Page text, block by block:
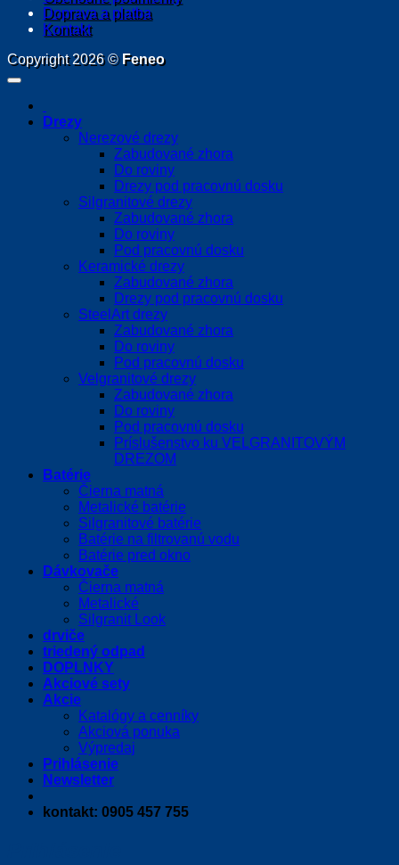
Doprava a platba
Kontakt
Copyright 2026 © Feneo
Drezy
Nerezové drezy
Zabudované zhora
Do roviny
Drezy pod pracovnú dosku
Silgranitové drezy
Zabudované zhora
Do roviny
Pod pracovnú dosku
Keramické drezy
Zabudované zhora
Drezy pod pracovnú dosku
SteelArt drezy
Zabudované zhora
Do roviny
Pod pracovnú dosku
Velgranitové drezy
Zabudované zhora
Do roviny
Pod pracovnú dosku
Príslušenstvo ku VELGRANITOVÝM
DREZOM
Batérie
Čierna matná
Metalické batérie
Silgranitové batérie
Batérie na filtrovanú vodu
Batérie pred okno
Dávkovače
Čierna matná
Metalické
Silgranit Look
drviče
triedený odpad
DOPLNKY
Akciové sety
Akcie
Katalógy a cenníky
Akciová ponuka
Výpredaj
Prihlásenie
Newsletter
kontakt: 0905 457 755